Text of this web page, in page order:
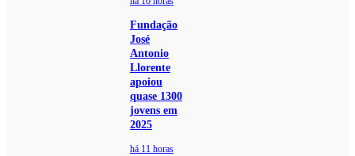
Fundação
José
Antonio
Llorente
apoiou
quase 1300
jovens em
2025
há 11 horas